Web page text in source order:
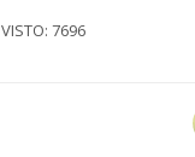
VISTO: 7696